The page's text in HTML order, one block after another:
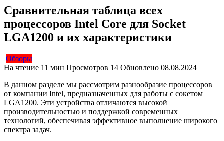
Сравнительная таблица всех
процессоров Intel Core для Socket
LGA1200 и их характеристики
Обзоры
На чтение 11 мин Просмотров 14 Обновлено 08.08.2024
В данном разделе мы рассмотрим разнообразие процессоров
от компании Intel, предназначенных для работы с сокетом
LGA1200. Эти устройства отличаются высокой
производительностью и поддержкой современных
технологий, обеспечивая эффективное выполнение широкого
спектра задач.